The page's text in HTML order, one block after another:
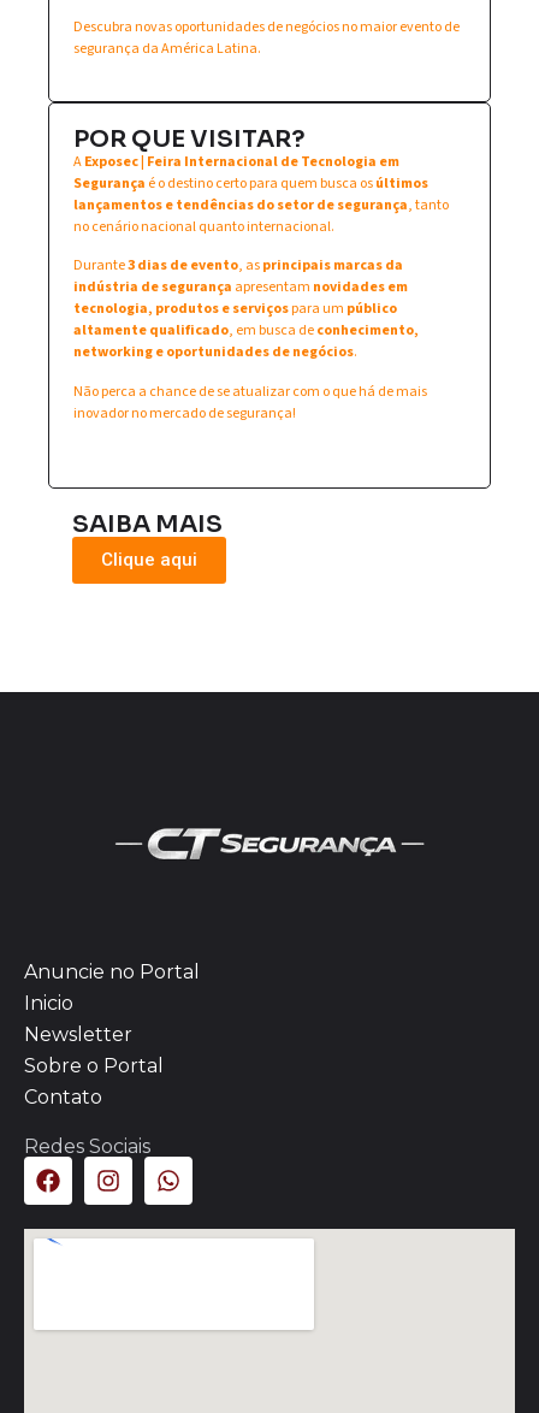
Descubra novas oportunidades de negócios no maior evento de
segurança da América Latina.
POR QUE VISITAR?
AExposec | Feira Internacional de Tecnologia em
Segurança é o destino certo para quem busca osúltimos
lançamentos e tendências do setor de segurança, tanto
no cenário nacional quanto internacional.
Durante3 dias de evento, asprincipais marcas da
indústria de segurança apresentam novidades em
tecnologia, produtos e serviçospara um público
altamente qualificado, em busca deconhecimento,
networking e oportunidades de negócios.
Não perca a chance de se atualizar com o que há de mais
inovador no mercado de segurança!
SAIBA MAIS
Clique aqui
Anuncie no Portal
Inicio
Newsletter
Sobre o Portal
Contato
Redes Sociais